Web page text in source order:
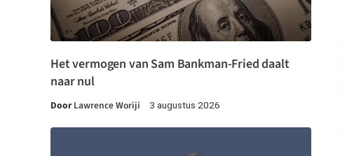
Het vermogen van Sam Bankman-Fried daalt
naar nul
DoorLawrence Woriji 3 augustus 2026